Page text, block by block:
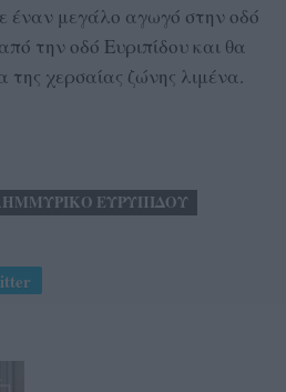
έναν μεγάλο αγωγό στην οδό
την οδό Ευριπίδου και θα
χερσαίας ζώνης λιμένα.
ΕΥΡΥΠΙΔΟΥ